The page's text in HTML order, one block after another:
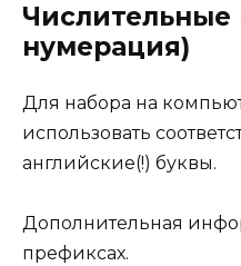
Числительные
нумерация)
Для набора на
использовать
английские(!) буквы.
Дополнительная
префиксах.